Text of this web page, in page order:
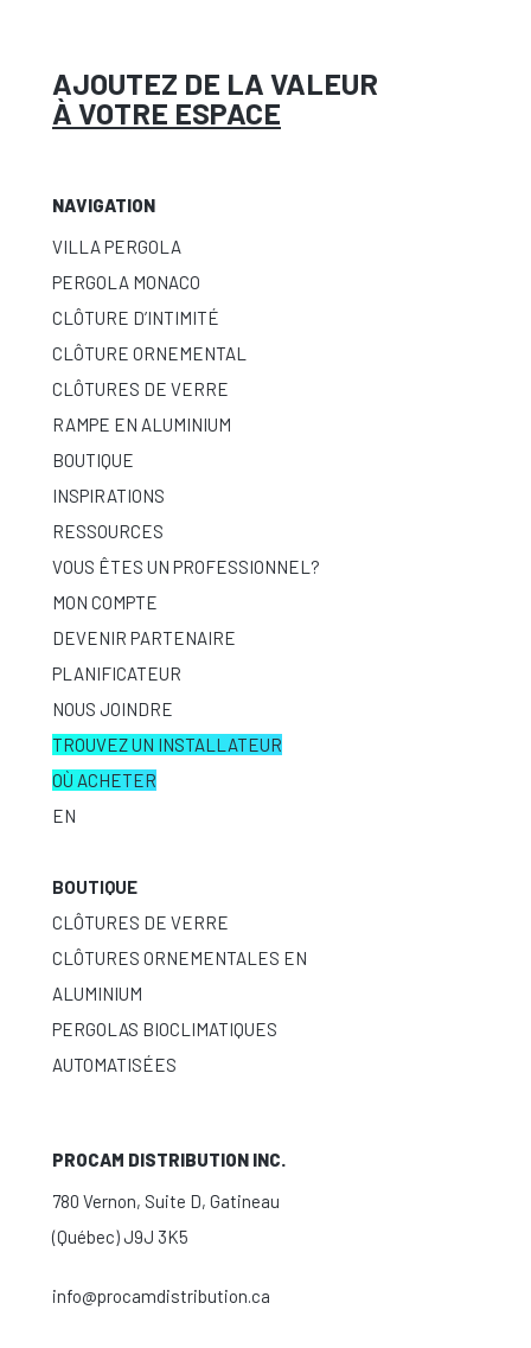
AJOUTEZ DE LA VALEUR
À VOTRE ESPACE
NAVIGATION
VILLA PERGOLA
PERGOLA MONACO
CLÔTURE D’INTIMITÉ
CLÔTURE ORNEMENTAL
CLÔTURES DE VERRE
RAMPE EN ALUMINIUM
BOUTIQUE
INSPIRATIONS
RESSOURCES
VOUS ÊTES UN PROFESSIONNEL?
MON COMPTE
DEVENIR PARTENAIRE
PLANIFICATEUR
NOUS JOINDRE
TROUVEZ UN INSTALLATEUR
OÙ ACHETER
EN
BOUTIQUE
CLÔTURES DE VERRE
CLÔTURES ORNEMENTALES EN
ALUMINIUM
PERGOLAS BIOCLIMATIQUES
AUTOMATISÉES
PROCAM DISTRIBUTION INC.
780 Vernon, Suite D, Gatineau
(Québec) J9J 3K5
info@procamdistribution.ca